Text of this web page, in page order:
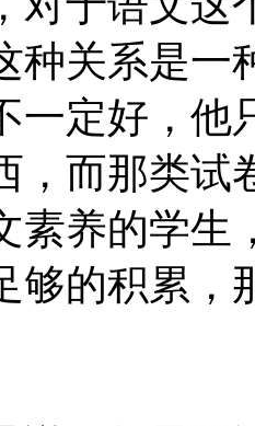
种关系是一
一定好，他
，而那类试
素养的学生
够的积累，